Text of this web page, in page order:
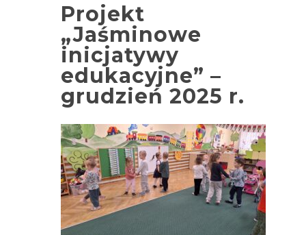
Projekt
„Jaśminowe
inicjatywy
edukacyjne” –
grudzień 2025 r.